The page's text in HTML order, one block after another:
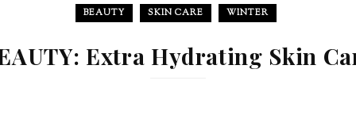
BEAUTY SKIN CARE WINTER
Extra Hydrating Skin